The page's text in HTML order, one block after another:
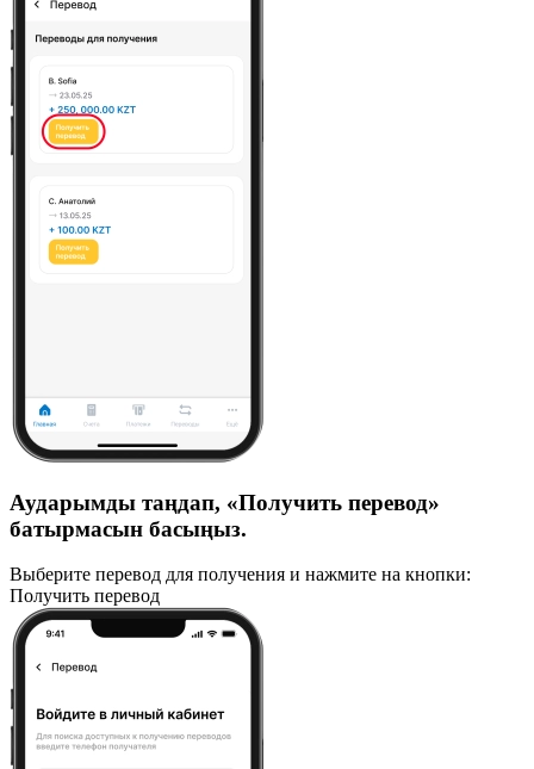
Аударымды таңдап, «Получить перевод»
батырмасын басыңыз.
Выберите перевод для получения и нажмите на кнопки:
Получить перевод